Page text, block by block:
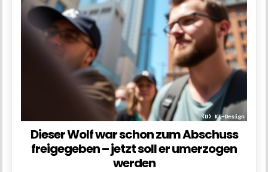
Dieser Wolf war schon zum Abschuss
freigegeben – jetzt soll er umerzogen
werden